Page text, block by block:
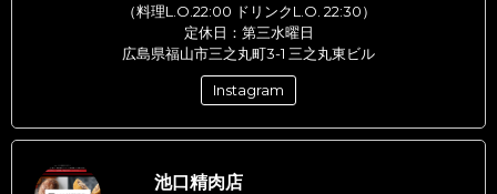
（料理L.O.22:00 ドリンクL.O. 22:30）
定休日：第三水曜日
広島県福山市三之丸町3-1 三之丸東ビル
Instagram
池口精肉店